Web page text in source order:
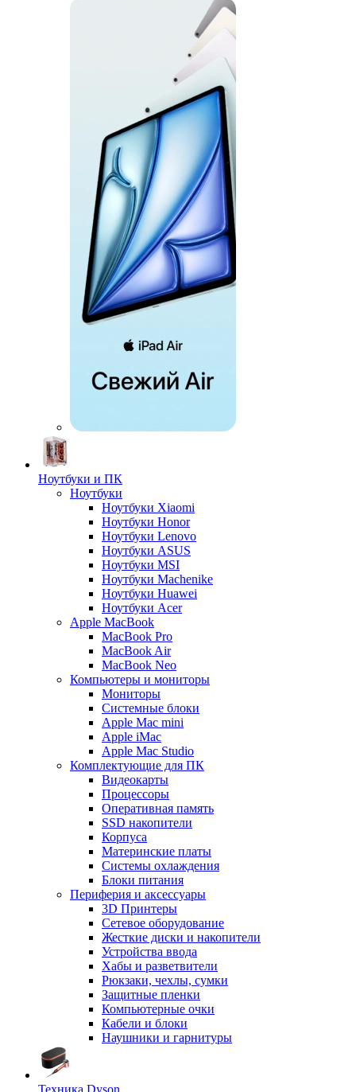
Ноутбуки и ПК
Ноутбуки
Ноутбуки Xiaomi
Ноутбуки Honor
Ноутбуки Lenovo
Ноутбуки ASUS
Ноутбуки MSI
Ноутбуки Machenike
Ноутбуки Huawei
Ноутбуки Acer
Apple MacBook
MacBook Pro
MacBook Air
MacBook Neo
Компьютеры и мониторы
Мониторы
Системные блоки
Apple Mac mini
Apple iMac
Apple Mac Studio
Комплектующие для ПК
Видеокарты
Процессоры
Оперативная память
SSD накопители
Корпуса
Материнские платы
Системы охлаждения
Блоки питания
Периферия и аксессуары
3D Принтеры
Сетевое оборудование
Жесткие диски и накопители
Устройства ввода
Хабы и разветвители
Рюкзаки, чехлы, сумки
Защитные пленки
Компьютерные очки
Кабели и блоки
Наушники и гарнитуры
Техника Dyson